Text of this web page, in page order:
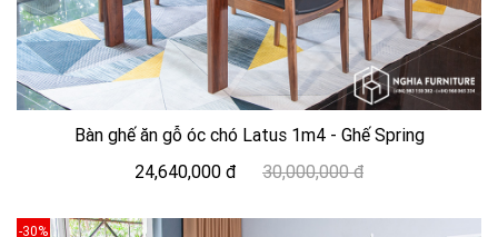
Bàn ghế ăn gỗ óc chó Latus 1m4 - Ghế Spring
24,640,000 đ
30,000,000 đ
-30%